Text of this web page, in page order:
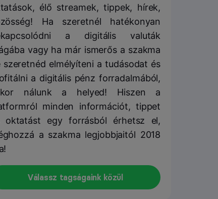
élő streamek, tippek, hírek,
Ha szeretnél hatékonyan
a digitális valuták
vagy ha már ismerős a szakma
szeretnéd elmélyíteni a tudásodat és
a digitális pénz forradalmából,
nálunk a helyed! Hiszen a
minden információt, tippet
oktatást egy forrásból érhetsz el,
a szakma legjobbjaitól 2018
Válassz tagságaink közül